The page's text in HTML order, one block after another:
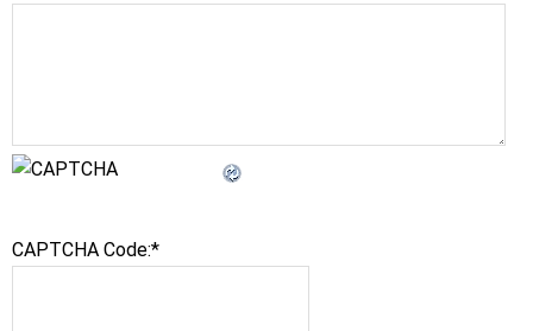
CAPTCHA Code:*